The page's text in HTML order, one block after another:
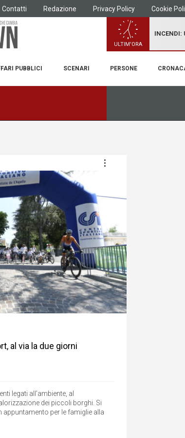
Contatti Redazione Privacy Policy Cookie
ULTIM'ORA
INCENDI:
PUBBLICI SCENARI PERSONE
al via la due giorni
legati all’ambiente, al
dei piccoli borghi. Si
per le famiglie alla